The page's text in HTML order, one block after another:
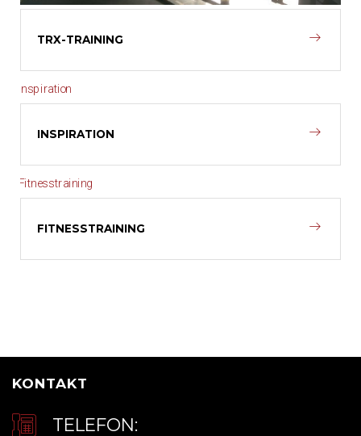
TRX-TRAINING
INSPIRATION
FITNESSTRAINING
KONTAKT
TELEFON: